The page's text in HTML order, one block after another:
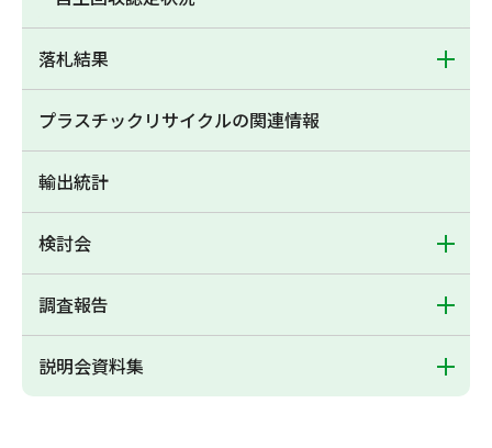
落札結果
プラスチックリサイクルの関連情報
輸出統計
検討会
調査報告
説明会資料集